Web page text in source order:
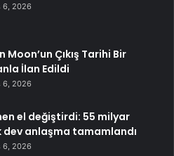
6, 2026
Moon’un Çıkış Tarihi Bir
İlan Edildi
6, 2026
el değiştirdi: 55 milyar
dev anlaşma tamamlandı
6, 2026